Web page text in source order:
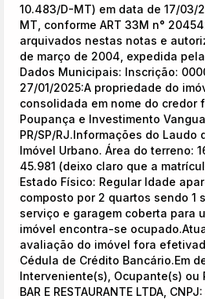
10.483/D-MT) em data de 17/03/
MT, conforme ART 33M n°
arquivados nestas notas e
de março de 2004, expedida
Dados Municipais: Inscrição:
27/01/2025:A propriedade do
consolidada em nome do credor
Poupança e Investimento
PR/SP/RJ.Informações do
Imóvel Urbano. Área do terreno:
45.981 (deixo claro que a
Estado Físico: Regular Idade
composto por 2 quartos sendo 1
serviço e garagem coberta para
imóvel encontra-se
avaliação do imóvel fora
Cédula de Crédito Bancário.Em
Interveniente(s), Ocupante(s) ou
BAR E RESTAURANTE LTDA,
QUAL SUA
Escolha a cidade